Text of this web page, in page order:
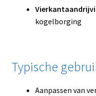
kogelborging
Typische
Aanpassen van